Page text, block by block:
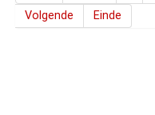
Volgende
Einde